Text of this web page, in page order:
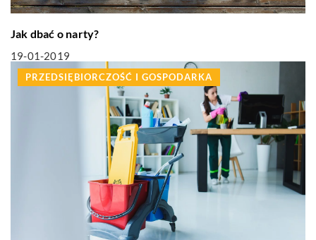
Jak dbać o narty?
19-01-2019
PRZEDSIĘBIORCZOŚĆ I GOSPODARKA